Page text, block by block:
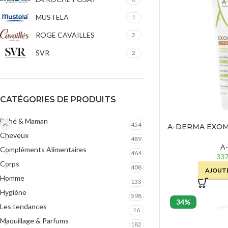
SOINS ANTI-AGE
Eclat
Premières Rides
Anti-Age Global
Yeux et Lèvres
Solaires
Masques
Sérums
Crèmes et Soins Traitants
Solaires peaux sensibles
Crèmes et Soins Traitants
Solaires peaux atopiques
MUSTELA 1
ROGE CAVAILLES 2
SVR 2
CATÉGORIES DE PRODUITS
Bébé & Maman 454
Cheveux 489
Compléments Alimentaires 464
Corps 408
Homme 133
Hygiène 598
Les tendances 16
Maquillage & Parfums 182
A-DERMA
34%